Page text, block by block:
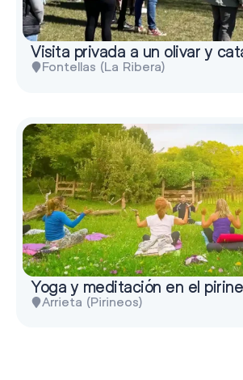
Visita privada a un olivar y
Fontellas (La Ribera)
Yoga y meditación en el
Arrieta (Pirineos)